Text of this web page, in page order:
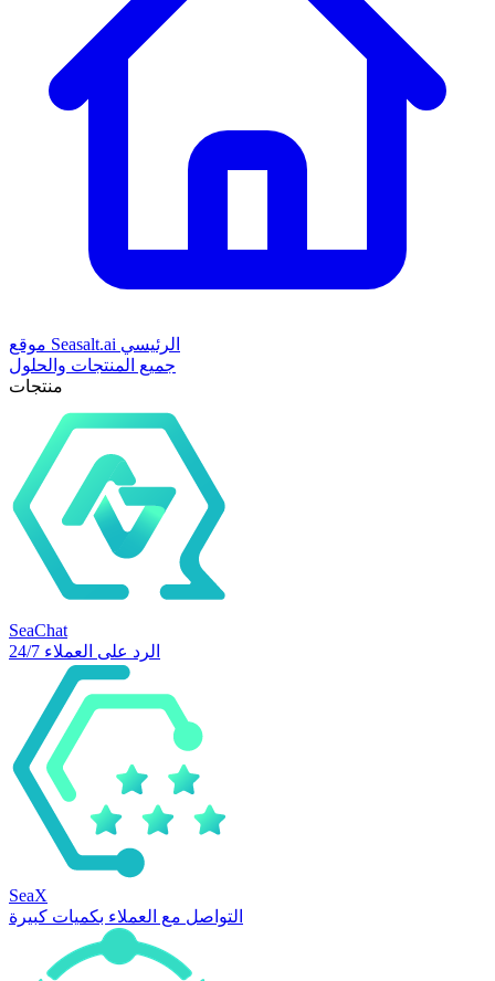
موقع Seasalt.ai الرئيسي
جميع المنتجات والحلول
منتجات
SeaChat
الرد على العملاء 24/7
SeaX
التواصل مع العملاء بكميات كبيرة